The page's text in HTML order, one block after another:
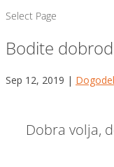
Select Page
Bodite
Sep 12, 2019 |
Dobra volja,